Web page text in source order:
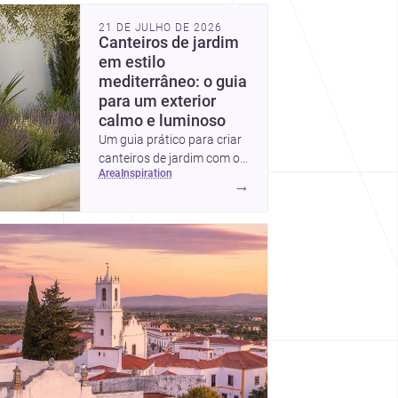
Discover more design
21 DE JULHO DE 2026
Canteiros de jardim
em estilo
mediterrâneo: o guia
para um exterior
calmo e luminoso
Um guia prático para criar
canteiros de jardim com o
charme mediterrâneo:
secos, luminosos, naturais
area inspiration
→